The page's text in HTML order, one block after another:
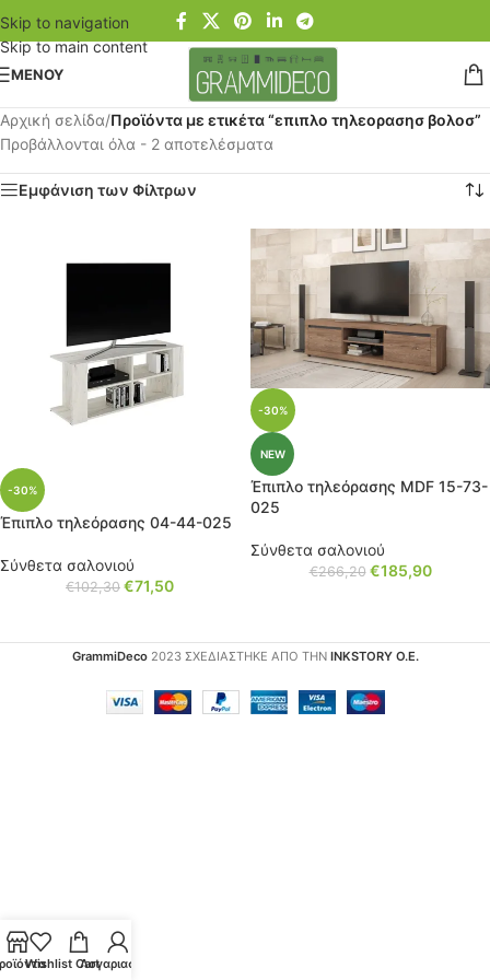
Skip to navigation
Skip to main content
ΜΕΝΟΥ
Αρχική σελίδα/Προϊόντα με ετικέτα “επιπλο τηλεορασησ βολοσ”
Προβάλλονται όλα - 2 αποτελέσματα
Εμφάνιση των Φίλτρων
-30%
Έπιπλο τηλεόρασης 04-44-025
Σύνθετα σαλονιού
€102,30 €71,50
-30%
NEW
Έπιπλο τηλεόρασης MDF 15-73-
025
Σύνθετα σαλονιού
€266,20 €185,90
GrammiDeco 2023 ΣΧΕΔΙΑΣΤΗΚΕ ΑΠΟ ΤΗΝ INKSTORY Ο.Ε.
Wishlist Cart
Λογαριασμός